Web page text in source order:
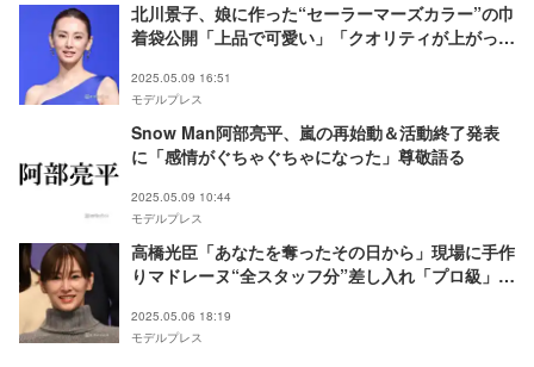
北川景子、娘に作った“セーラーマーズカラー”の巾
着袋公開「上品で可愛い」「クオリティが上がって
2025.05.09 16:51
モデルプレス
Snow Man阿部亮平、嵐の再始動＆活動終了発表
に「感情がぐちゃぐちゃになった」尊敬語る
2025.05.09 10:44
モデルプレス
高橋光臣「あなたを奪ったその日から」現場に手作
りマドレーヌ“全スタッフ分”差し入れ「プロ級」
2025.05.06 18:19
モデルプレス